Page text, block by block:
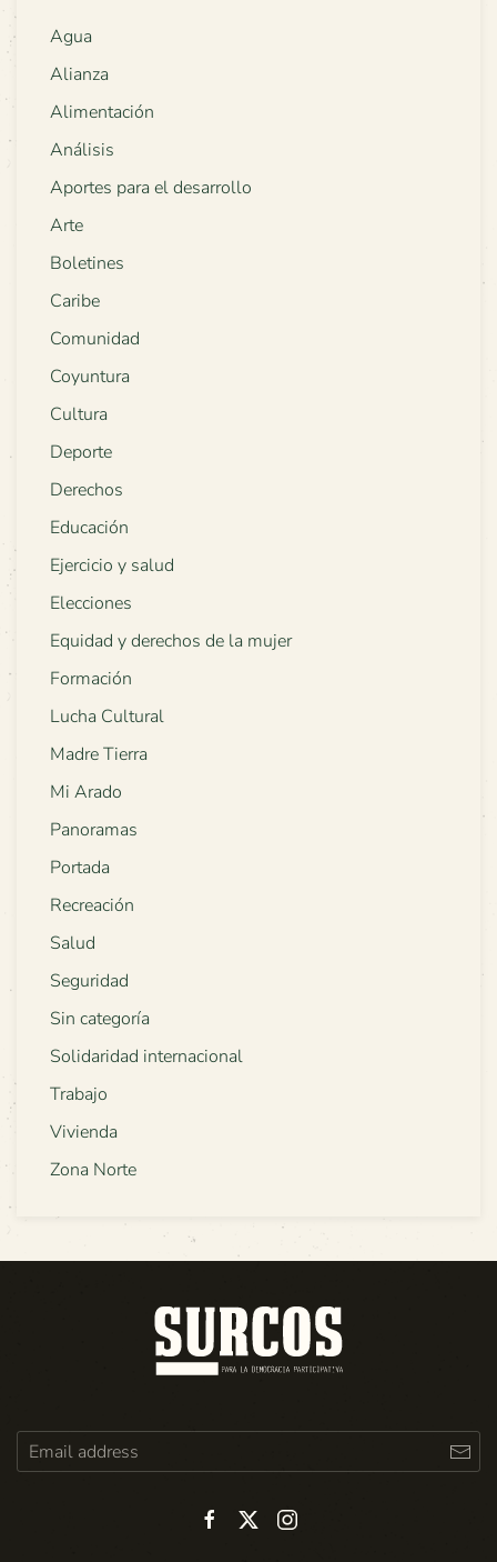
Agua
Alianza
Alimentación
Análisis
Aportes para el desarrollo
Arte
Boletines
Caribe
Comunidad
Coyuntura
Cultura
Deporte
Derechos
Educación
Ejercicio y salud
Elecciones
Equidad y derechos de la mujer
Formación
Lucha Cultural
Madre Tierra
Mi Arado
Panoramas
Portada
Recreación
Salud
Seguridad
Sin categoría
Solidaridad internacional
Trabajo
Vivienda
Zona Norte